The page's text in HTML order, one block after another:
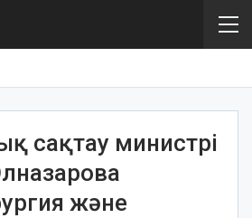
сақтау министрі
және